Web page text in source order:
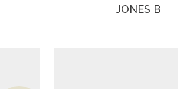
JONES B